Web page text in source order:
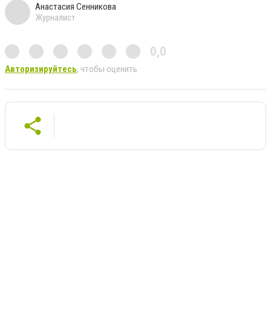
Анастасия Сенникова
Журналист
0,0
Авторизируйтесь, чтобы оценить